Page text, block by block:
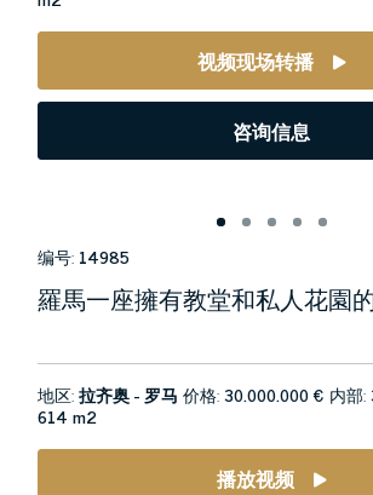
视频现场转播
咨询信息
编号: 14985
羅馬一座擁有教堂和私人花園
地区:拉齐奥 - 罗马 价格:30.000.000 € 内部:
614 m2
播放视频